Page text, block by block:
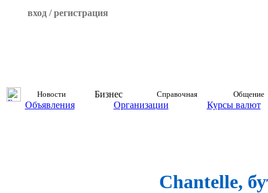
вход / регистрация
Новости Бизнес Справочная Общение
Объявления Организации Курсы валют
Chantelle,